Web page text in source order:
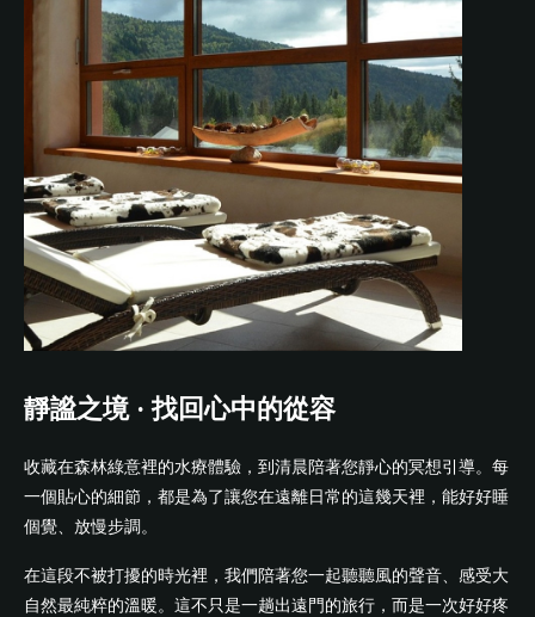
靜謐之境 · 找回心中的從容
收藏在森林綠意裡的水療體驗，到清晨陪著您靜心的冥想引導。每
一個貼心的細節，都是為了讓您在遠離日常的這幾天裡，能好好睡
個覺、放慢步調。
在這段不被打擾的時光裡，我們陪著您一起聽聽風的聲音、感受大
自然最純粹的溫暖。這不只是一趟出遠門的旅行，而是一次好好疼